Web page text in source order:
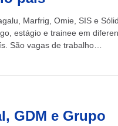
Marfrig, Omie, SIS e
estágio e trainee em
São vagas de trabalho
GDM e Grupo